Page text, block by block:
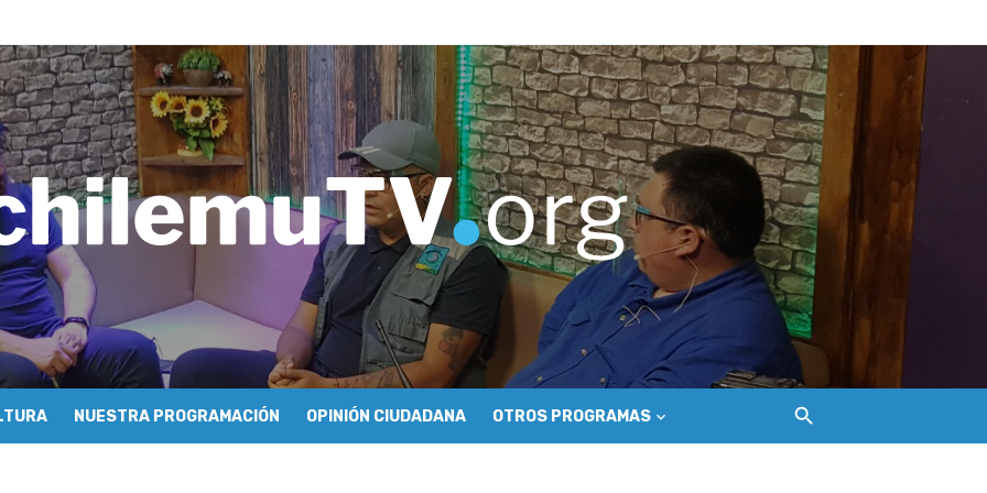
04: Nabi Saleh – Rafael Guendelman
periodismo conocieron cómo se hace televisión comunitaria en Pichilemu
proyectan festivales y escuela comunitaria
y floricultura con María Lina Fermandois y Luis Polanco
inician la construcción participativa del Plan Local de Restauración del Secano Costero Nilahue
a sus finalistas en su segunda clasificatoria
03: lessons on flight – Cecilia Araneda
celebra 50 años de carrera en Pichilemu
frontal en Pichilemu junto al alcalde Roberto Córdova
suscriben convenio para esterilización de mascotas
NUESTRA PROGRAMACIÓN OPINIÓN CIUDADANA OTROS PROGRAMAS